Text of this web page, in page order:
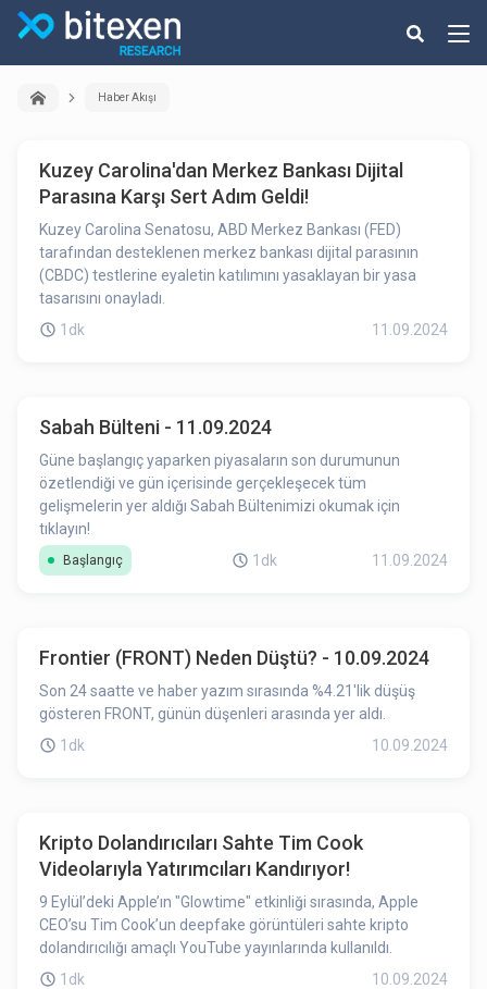
Haber Akışı
Kuzey Carolina'dan Merkez Bankası Dijital
Parasına Karşı Sert Adım Geldi!
Kuzey Carolina Senatosu, ABD Merkez Bankası (FED)
tarafından desteklenen merkez bankası dijital parasının
(CBDC) testlerine eyaletin katılımını yasaklayan bir yasa
tasarısını onayladı.
1dk
11.09.2024
Sabah Bülteni - 11.09.2024
Güne başlangıç yaparken piyasaların son durumunun
özetlendiği ve gün içerisinde gerçekleşecek tüm
gelişmelerin yer aldığı Sabah Bültenimizi okumak için
tıklayın!
Başlangıç 1dk 11.09.2024
Frontier (FRONT) Neden Düştü? - 10.09.2024
Son 24 saatte ve haber yazım sırasında %4.21'lik düşüş
gösteren FRONT, günün düşenleri arasında yer aldı.
1dk
10.09.2024
Kripto Dolandırıcıları Sahte Tim Cook
Videolarıyla Yatırımcıları Kandırıyor!
9 Eylül’deki Apple’ın "Glowtime" etkinliği sırasında, Apple
CEO’su Tim Cook’un deepfake görüntüleri sahte kripto
dolandırıcılığı amaçlı YouTube yayınlarında kullanıldı.
1dk
10.09.2024